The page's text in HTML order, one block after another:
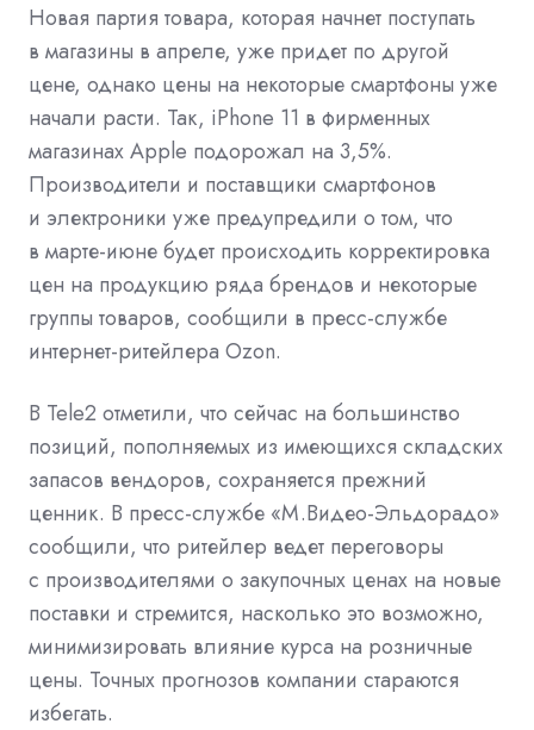
Новая партия товара, которая начнет поступать
в магазины в апреле, уже придет по другой
цене, однако цены на некоторые смартфоны уже
начали расти. Так, iPhone 11 в фирменных
магазинах Apple подорожал на 3,5%.
Производители и поставщики смартфонов
и электроники уже предупредили о том, что
в марте-июне будет происходить корректировка
цен на продукцию ряда брендов и некоторые
группы товаров, сообщили в пресс-службе
интернет-ритейлера Ozon.
В Tele2 отметили, что сейчас на большинство
позиций, пополняемых из имеющихся складских
запасов вендоров, сохраняется прежний
ценник. В пресс-службе «М.Видео-Эльдорадо»
сообщили, что ритейлер ведет переговоры
с производителями о закупочных ценах на новые
поставки и стремится, насколько это возможно,
минимизировать влияние курса на розничные
цены. Точных прогнозов компании стараются
избегать.